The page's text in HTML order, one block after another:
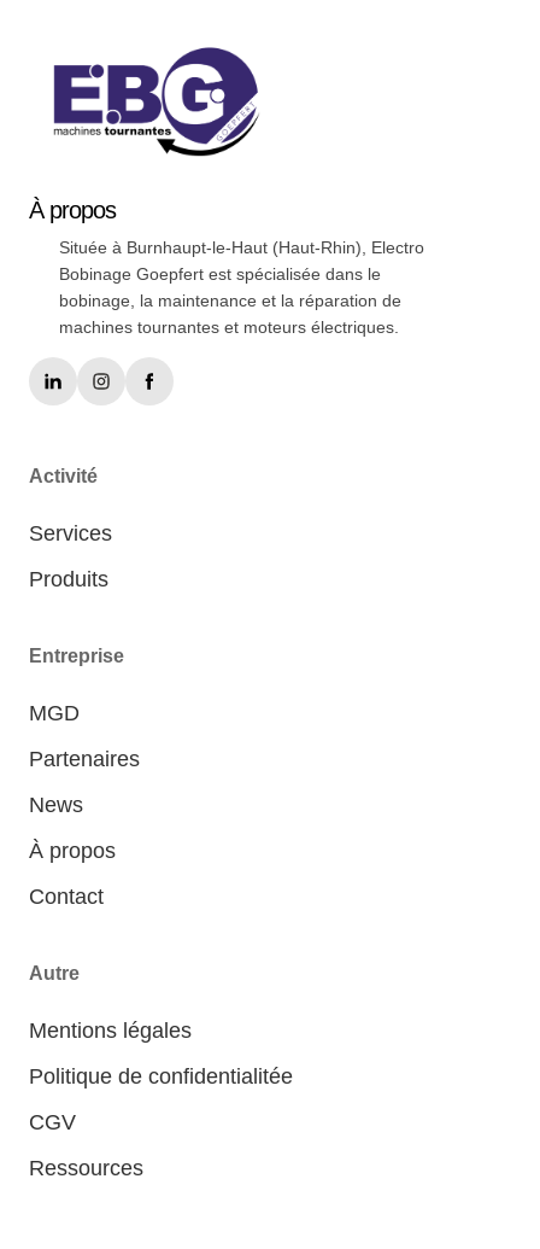
Àpropos
Située à Burnhaupt-le-Haut (Haut-Rhin), Electro
Bobinage Goepfert est spécialisée dans le
bobinage, la maintenance et la réparation de
machines tournantes et moteurs électriques.
Activité
Services
Produits
Entreprise
MGD
Partenaires
News
À propos
Contact
Autre
Mentions légales
Politique de confidentialitée
CGV
Ressources